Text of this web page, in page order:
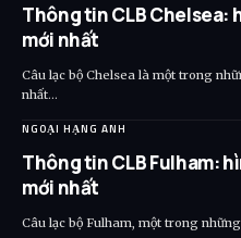
Thông tin CLB Chelsea:
mới nhất
Câu lạc bộ Chelsea là một trong
nhất…
NGOẠI HẠNG ANH
Thông tin CLB Fulham:
mới nhất
Câu lạc bộ Fulham, một trong